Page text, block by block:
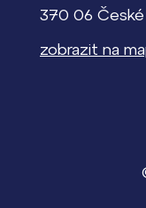
370 06
zobrazit na